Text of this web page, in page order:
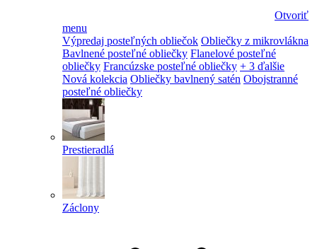
Otvoriť
menu
Výpredaj posteľných obliečok Obliečky z mikrovlákna
Bavlnené posteľné obliečky Flanelové posteľné
obliečky Francúzske posteľné obliečky + 3 ďalšie
Nová kolekcia Obliečky bavlnený satén Obojstranné
posteľné obliečky
Prestieradlá
Záclony